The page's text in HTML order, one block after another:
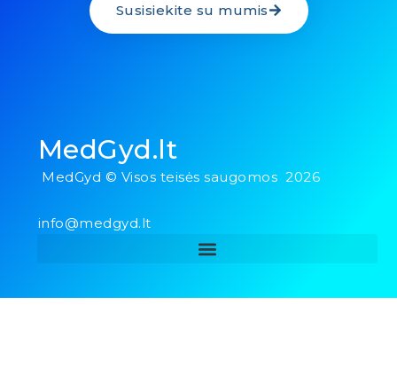
Susisiekite su mumis
MedGyd.lt
MedGyd © Visos teisės saugomos 2026
info@medgyd.lt